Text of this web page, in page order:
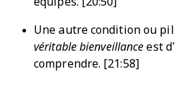
Une autre condition ou
véritable bienveillance est
comprendre. [21:58]